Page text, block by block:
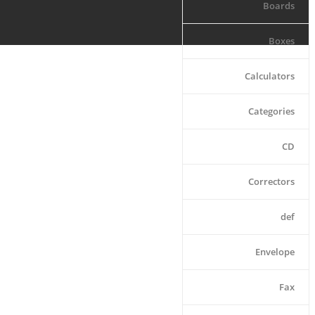
Boards
Boxes
Calculators
Categories
CD
Correctors
def
Envelope
Fax